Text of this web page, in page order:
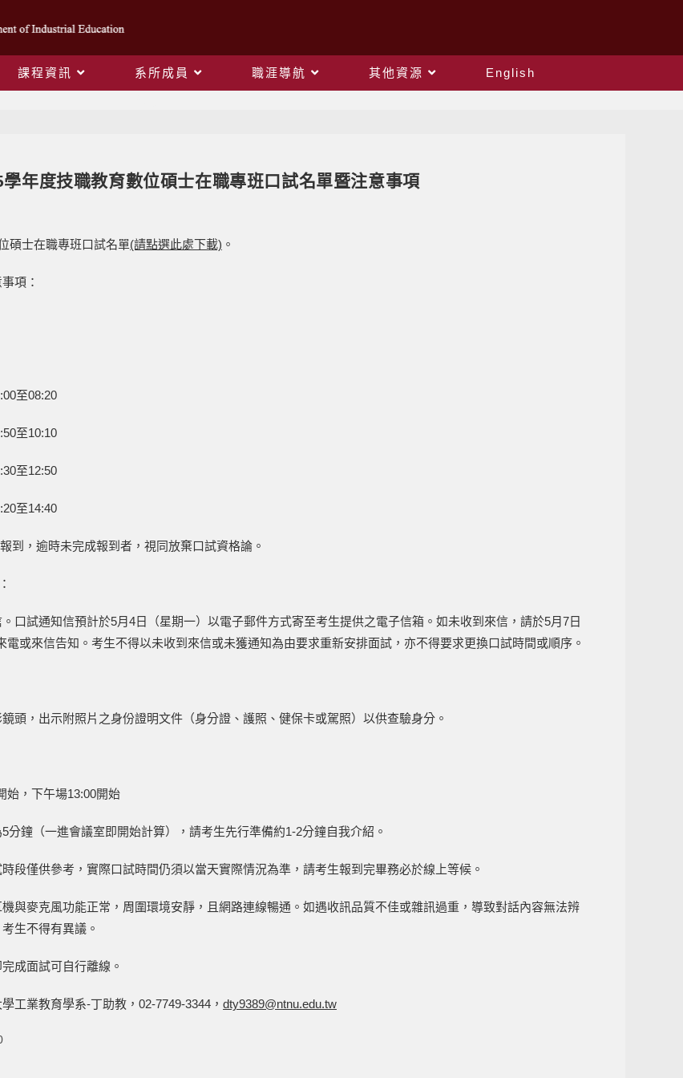
課程資訊 系所成員 職涯導航 其他資源
English
年度技職教育數位碩士在職專班口試名單暨注意事項
碩士在職專班口試名單(請點選此處下載) 。
項：
至08:20
至10:10
至12:50
至14:40
到，逾時未完成報到者，視同放棄口試資格論。
口試通知信預計於5月4日（星期一）以電子郵件方式寄至考生提供之電子信箱。如未收到來信，請於5月7日
電或來信告知。考生不得以未收到來信或未獲通知為由要求重新安排面試，亦不得要求更換口試時間或順序。
頭，出示附照片之身份證明文件（身分證、護照、健保卡或駕照）以供查驗身分。
始，下午場13:00開始
分鐘（一進會議室即開始計算），請考生先行準備約1-2分鐘自我介紹。
段僅供參考，實際口試時間仍須以當天實際情況為準，請考生報到完畢務必於線上等候。
與麥克風功能正常，周圍環境安靜，且網路連線暢通。如遇收訊品質不佳或雜訊過重，導致對話內容無法辨
生不得有異議。
成面試可自行離線。
工業教育學系-丁助教，02-7749-3344， dty9389@ntnu.edu.tw